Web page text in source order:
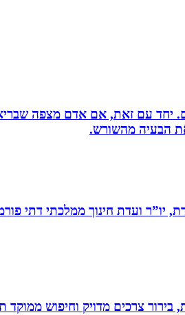
יחד עם זאת, אם אדם מצפה
הבעיה מהשורש.
יו”ר ועדת חינוך ממלכתי דתי
צרכים מדויק וחיפוש ממוקד